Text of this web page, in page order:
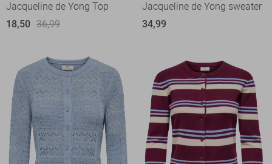
Jacqueline de Yong Top
18,50 36,99
Jacqueline de Yong sweater
34,99